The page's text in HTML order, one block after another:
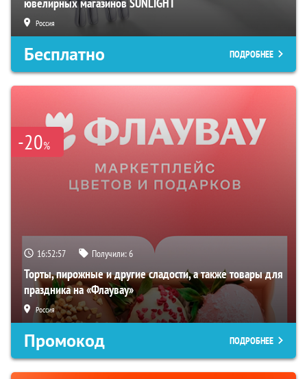
ювелирных магазинов SUNLIGHT
Россия
Бесплатно ПОДРОБНЕЕ
-20%
16:52:56 Получили:6
Торты, пирожные и другие сладости, а также товары для
праздника на «Флаувау»
Россия
Промокод ПОДРОБНЕЕ